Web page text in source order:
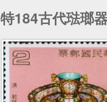
特184古代琺瑯